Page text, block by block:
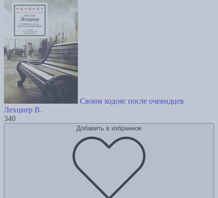
Своим ходом: после очевидцев
Лехциер В.
340
Добавить в избранное